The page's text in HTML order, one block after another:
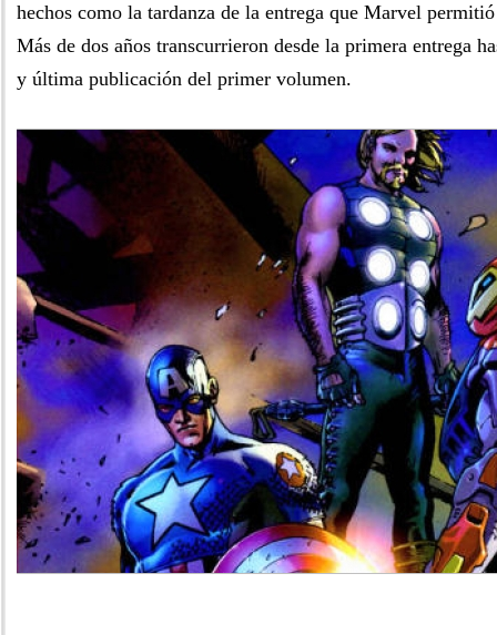
hechos como la tardanza de la entrega que Marvel
Más de dos años transcurrieron desde la primera entrega
y última publicación del primer volumen.